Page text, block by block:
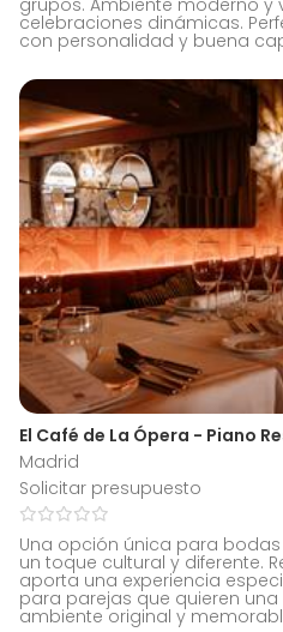
grupos. Ambiente moderno y
celebraciones dinámicas.
con personalidad y buena
El Café de La Ópera - Piano
Madrid
Solicitar presupuesto
Una opción única para
un toque cultural y diferente.
aporta una experiencia
para parejas que quieren
ambiente original y